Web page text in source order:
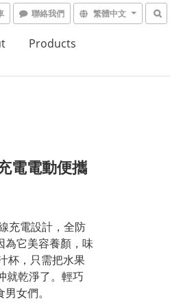
聯絡我們 繁體中文
Products
電電動便攜
充電設計，全防
為它美容養顏，味
杯，只需把水果
就乾淨了。輕巧
女們。